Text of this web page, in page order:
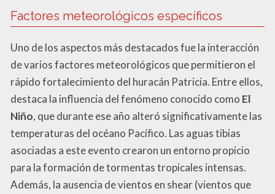
Factores meteorológicos específicos
Uno de los aspectos más destacados fue la interacción
de varios factores meteorológicos que permitieron el
rápido fortalecimiento del huracán Patricia. Entre ellos,
destaca la influencia del fenómeno conocido como El
Niño, que durante ese año alteró significativamente las
temperaturas del océano Pacífico. Las aguas tibias
asociadas a este evento crearon un entorno propicio
para la formación de tormentas tropicales intensas.
Además, la ausencia de vientos en shear (vientos que